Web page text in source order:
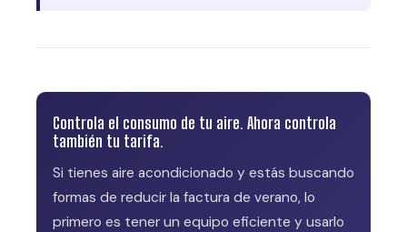
Controla el consumo de tu aire. Ahora controla
también tu tarifa.
Si tienes aire acondicionado y estás buscando
formas de reducir la factura de verano, lo
primero es tener un equipo eficiente y usarlo